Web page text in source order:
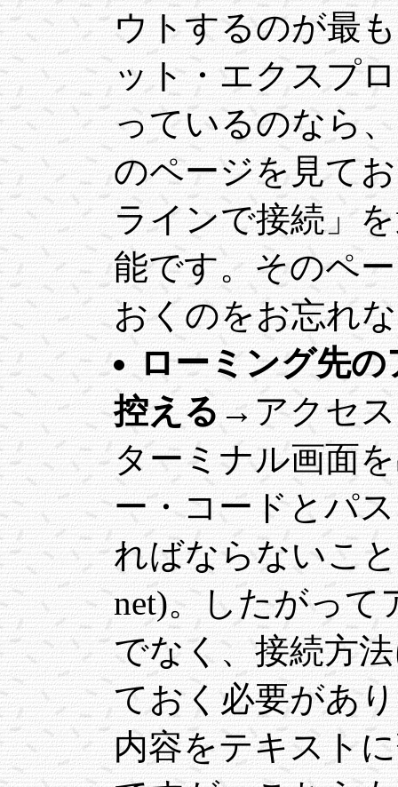
ウトするのが最
ット・エクスプ
っているのなら
のページを見て
ラインで接続」
能です。そのペ
おくのをお忘れ
ローミング先
控える→アクセス
ターミナル画面
ー・コードとパ
ればならないこ
net)。したがって
でなく、接続方
ておく必要があ
内容をテキスト